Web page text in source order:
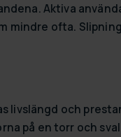
Aktiva
mindre ofta.
livslängd och
på en torr och